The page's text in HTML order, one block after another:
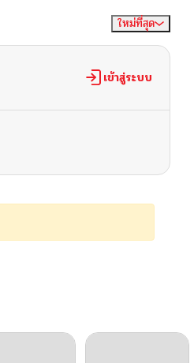
ใหม่ที่สุด
เข้าสู่ระบบ